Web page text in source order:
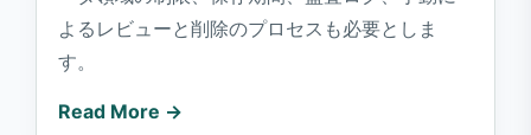
よるレビューと削除のプロセスも必要としま
す。
Read More →